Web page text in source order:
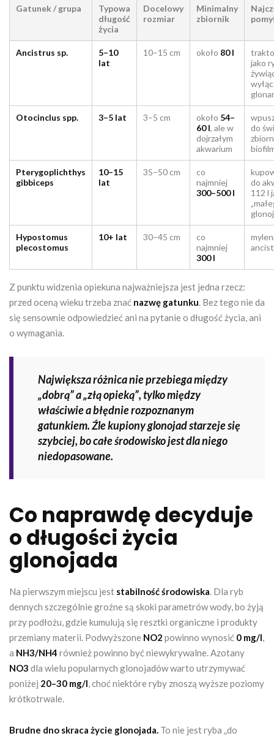
Gatunek / grupa
Typowa
długość
życia
Docelowy
rozmiar
Minimalny
zbiornik
Ancistrus sp.
5–10
lat
10–15 cm około 80 l
jako
Otocinclus spp. 3–5 lat 3–5 cm około 54–
60 l, ale w
dojrzałym
akwarium
do
Pterygoplichthys
gibbiceps
10–15
lat
35–50 cm
co
najmniej
300–500 l
do
112 l
Hypostomus
plecostomus
10+ lat 30–45 cm
co
najmniej
300 l
Z punktu widzenia opiekuna najważniejsza jest jedna rzecz:
przed oceną wieku trzeba znać nazwę gatunku. Bez tego nie da
się sensownie odpowiedzieć ani na pytanie o długość życia, ani
o wymagania.
Największa różnica nie przebiega między
„dobrą” a „złą opieką”, tylko między
właściwie a błędnie rozpoznanym
gatunkiem. Źle kupiony glonojad starzeje się
szybciej, bo całe środowisko jest dla niego
niedopasowane.
Co naprawdę decyduje
o długości życia
glonojada
Na pierwszym miejscu jest stabilność środowiska. Dla ryb
dennych szczególnie groźne są skoki parametrów wody, bo żyją
przy podłożu, gdzie kumulują się resztki organiczne i produkty
przemiany materii. Podwyższone NO2 powinno wynosić 0 mg/l,
a NH3/NH4 również powinno być niewykrywalne. Azotany
NO3 dla wielu popularnych glonojadów warto utrzymywać
poniżej 20–30 mg/l, choć niektóre ryby znoszą wyższe poziomy
krótkotrwale.
Brudne dno skraca życie glonojada. To nie jest ryba „do